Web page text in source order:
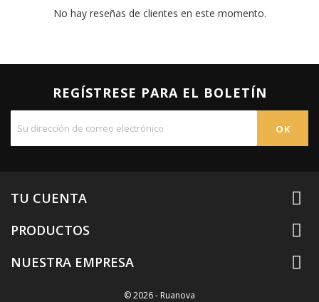
No hay reseñas de clientes en este momento.
REGÍSTRESE PARA EL BOLETÍN
TU CUENTA 
PRODUCTOS 
NUESTRA EMPRESA 
© 2026 - Ruanova